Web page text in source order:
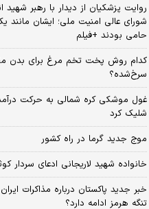
روایت پزشکیان از دیدار با رهبر شهید
شورای عالی امنیت ملی؛ ایشان مانند
حامی بودند +فیلم
کدام روش پخت تخم مرغ برای بدن
سرخ‌شده؟
غول موشکی کره شمالی به حرکت
شلیک کرد
موج جدید گرما در راه کشور
خانواده شهید لاریجانی ادعای سردار
خبر جدید پاکستان درباره مذاکرات
تنگه هرمز ادامه دارد؟